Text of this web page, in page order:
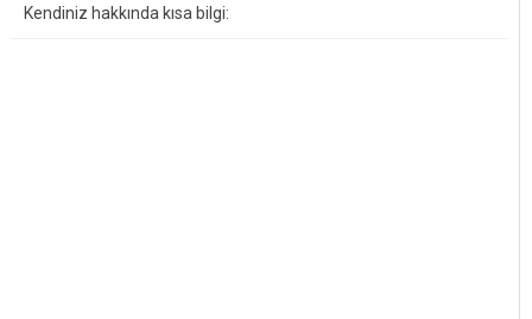
Kendiniz hakkında kısa bilgi: